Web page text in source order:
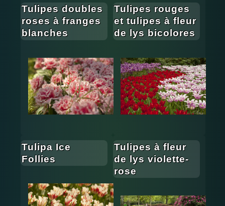
Tulipes doubles
roses à franges
blanches
Tulipes rouges
et tulipes à fleur
de lys bicolores
Tulipa Ice
Follies
Tulipes à fleur
de lys violette-
rose